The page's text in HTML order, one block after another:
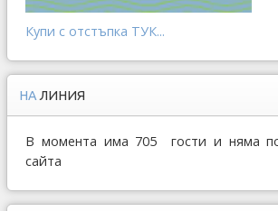
Купи с отстъпка ТУК...
НА ЛИНИЯ
В момента има 705 гости и няма
сайта